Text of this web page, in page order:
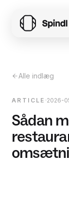
Alle indlæg
ARTICLE ·2026-
Sådan